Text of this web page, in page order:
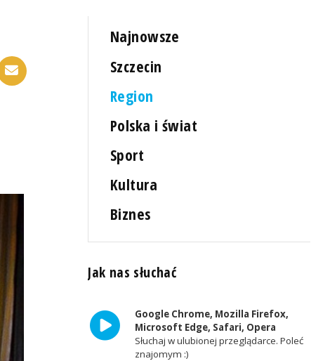
Najnowsze
Szczecin
Region
Polska i świat
Sport
Kultura
Biznes
Jak nas słuchać
Google Chrome, Mozilla Firefox,
Microsoft Edge, Safari, Opera
Słuchaj w ulubionej przeglądarce. Poleć
znajomym :)